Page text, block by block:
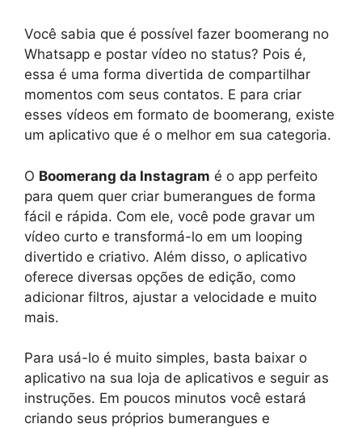
Você sabia que é possível fazer boomerang no
Whatsapp e postar vídeo no status? Pois é,
essa é uma forma divertida de compartilhar
momentos com seus contatos. E para criar
esses vídeos em formato de boomerang, existe
um aplicativo que é o melhor em sua categoria.
O Boomerang da Instagram é o app perfeito
para quem quer criar bumerangues de forma
fácil e rápida. Com ele, você pode gravar um
vídeo curto e transformá-lo em um looping
divertido e criativo. Além disso, o aplicativo
oferece diversas opções de edição, como
adicionar filtros, ajustar a velocidade e muito
mais.
Para usá-lo é muito simples, basta baixar o
aplicativo na sua loja de aplicativos e seguir as
instruções. Em poucos minutos você estará
criando seus próprios bumerangues e